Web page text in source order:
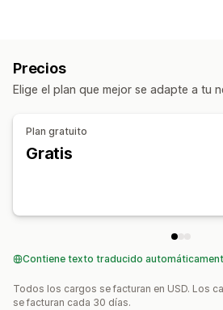
Descuentos en la pantalla de pago
Ofertas por tiempo limitado
Gestión de descuentos
Automatizaciones
Cajas de suscripción
Precios
Elige el plan que mejor se adapte a tu
Plan gratuito
Gratis
Contiene texto traducido
Todos los cargos se facturan en USD. Los
se facturan cada 30 días.